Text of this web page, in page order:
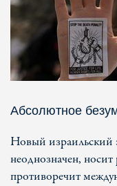
Абсолютное
Новый израильский
неоднозначен, носит
противоречит